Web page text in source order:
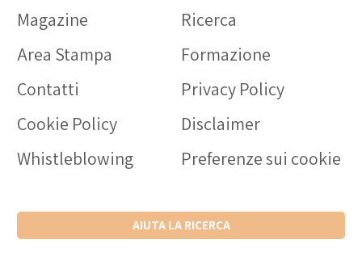
Magazine
Ricerca
Area Stampa
Formazione
Contatti
Privacy Policy
Cookie Policy
Disclaimer
Whistleblowing
Preferenze sui cookie
AIUTA LA RICERCA